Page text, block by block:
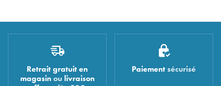
Retrait gratuit en
magasinou livraison
Paiement sécurisé